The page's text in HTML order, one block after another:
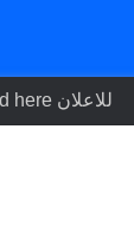
للاعلان Your ad here